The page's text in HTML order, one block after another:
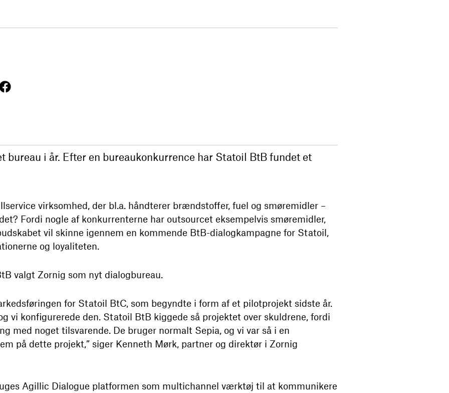
bureau i år. Efter en bureaukonkurrence har Statoil BtB fundet et
virksomhed, der bl.a. håndterer brændstoffer, fuel og smøremidler –
Fordi nogle af konkurrenterne har outsourcet eksempelvis smøremidler,
vil skinne igennem en kommende BtB-dialogkampagne for Statoil,
og loyaliteten.
valgt Zornig som nyt dialogbureau.
for Statoil BtC, som begyndte i form af et pilotprojekt sidste år.
vi konfigurerede den. Statoil BtB kiggede så projektet over skuldrene, fordi
med noget tilsvarende. De bruger normalt Sepia, og vi var så i en
på dette projekt,” siger Kenneth Mørk, partner og direktør i Zornig
Agillic Dialogue platformen som multichannel værktøj til at kommunikere